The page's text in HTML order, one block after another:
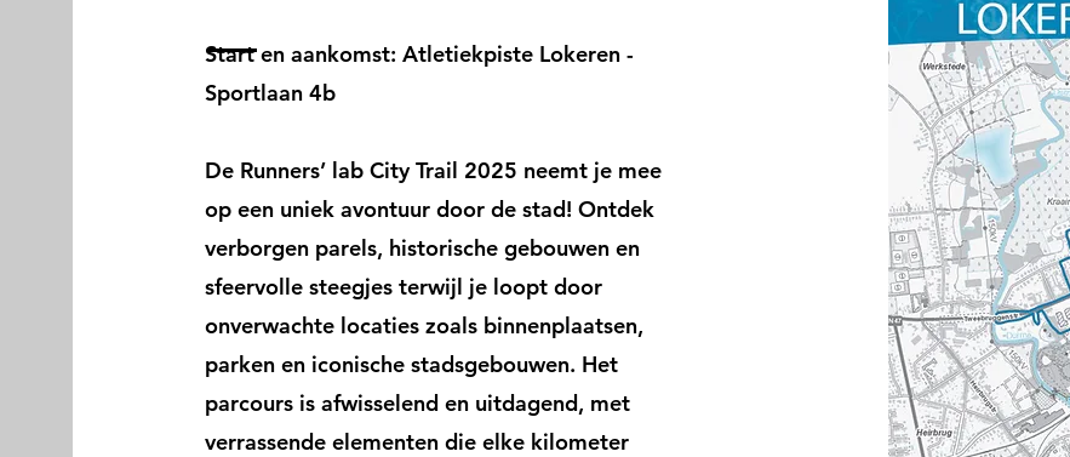
Start en aankomst: Atletiekpiste Lokeren -
Sportlaan 4b
De Runners’ lab City Trail 2025 neemt je mee
op een uniek avontuur door de stad! Ontdek
verborgen parels, historische gebouwen en
sfeervolle steegjes terwijl je loopt door
onverwachte locaties zoals binnenplaatsen,
parken en iconische stadsgebouwen. Het
parcours is afwisselend en uitdagend, met
verrassende elementen die elke kilometer